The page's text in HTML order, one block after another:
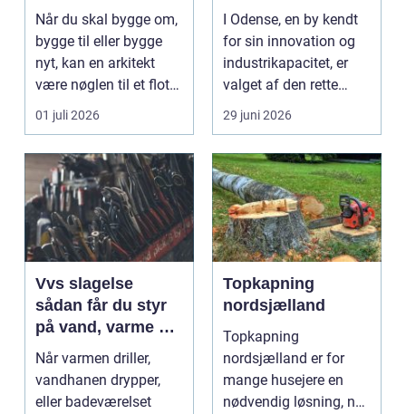
Når du skal bygge om,
bygge til eller bygge
nyt, kan en arkitekt
være nøglen til et flot
resultat, d...
01 juli 2026
installation
I Odense, en by kendt
for sin innovation og
industrikapacitet, er
valget af den rette
industriport a...
29 juni 2026
Vvs slagelse
sådan får du styr
på vand, varme og
energi i din bolig
Når varmen driller,
vandhanen drypper,
eller badeværelset
Topkapning
nordsjælland
Topkapning
nordsjælland er for
mange husejere en
nødvendig løsning, når